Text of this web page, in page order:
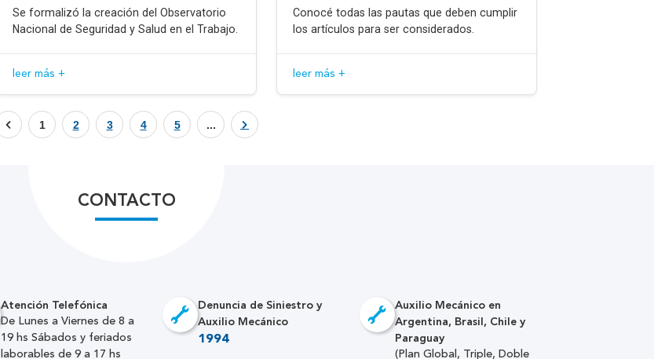
Se formalizó la creación del Observatorio
Nacional de Seguridad y Salud en el Trabajo.
leer más +
Conocé todas las pautas que deben cumplir
los artículos para ser considerados.
leer más +
1 2 3 4 5 ...
CONTACTO
Atención Telefónica
De Lunes a Viernes de 8 a
19 hs Sábados y feriados
laborables de 9 a 17 hs
Denuncia de Siniestro y
Auxilio Mecánico
1994
Auxilio Mecánico en
Argentina, Brasil, Chile y
Paraguay
(Plan Global, Triple, Doble